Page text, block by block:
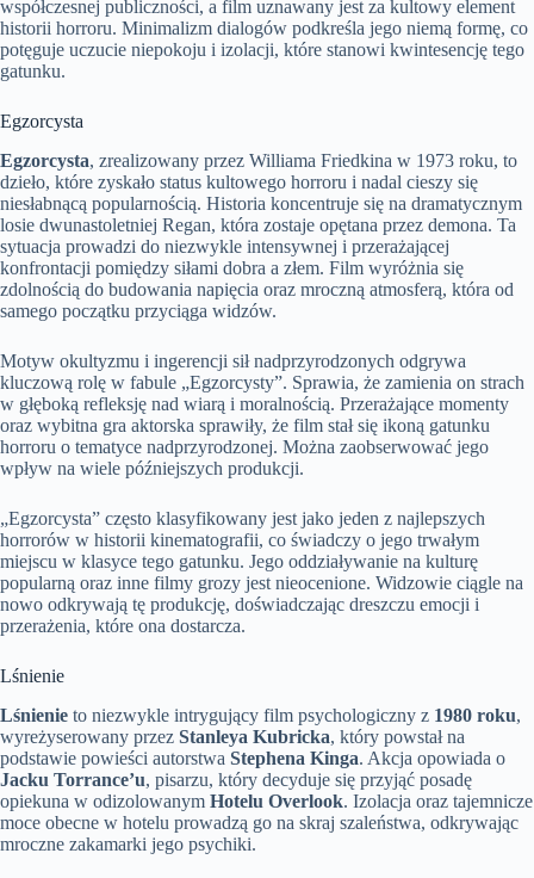
współczesnej publiczności, a film uznawany jest za kultowy element
historii horroru. Minimalizm dialogów podkreśla jego niemą formę, co
potęguje uczucie niepokoju i izolacji, które stanowi kwintesencję tego
gatunku.
Egzorcysta
Egzorcysta, zrealizowany przez Williama Friedkina w 1973 roku, to
dzieło, które zyskało status kultowego horroru i nadal cieszy się
niesłabnącą popularnością. Historia koncentruje się na dramatycznym
losie dwunastoletniej Regan, która zostaje opętana przez demona. Ta
sytuacja prowadzi do niezwykle intensywnej i przerażającej
konfrontacji pomiędzy siłami dobra a złem. Film wyróżnia się
zdolnością do budowania napięcia oraz mroczną atmosferą, która od
samego początku przyciąga widzów.
Motyw okultyzmu i ingerencji sił nadprzyrodzonych odgrywa
kluczową rolę w fabule „Egzorcysty”. Sprawia, że zamienia on strach
w głęboką refleksję nad wiarą i moralnością. Przerażające momenty
oraz wybitna gra aktorska sprawiły, że film stał się ikoną gatunku
horroru o tematyce nadprzyrodzonej. Można zaobserwować jego
wpływ na wiele późniejszych produkcji.
„Egzorcysta” często klasyfikowany jest jako jeden z najlepszych
horrorów w historii kinematografii, co świadczy o jego trwałym
miejscu w klasyce tego gatunku. Jego oddziaływanie na kulturę
popularną oraz inne filmy grozy jest nieocenione. Widzowie ciągle na
nowo odkrywają tę produkcję, doświadczając dreszczu emocji i
przerażenia, które ona dostarcza.
Lśnienie
Lśnienie to niezwykle intrygujący film psychologiczny z 1980 roku,
wyreżyserowany przez Stanleya Kubricka, który powstał na
podstawie powieści autorstwa Stephena Kinga. Akcja opowiada o
Jacku Torrance’u, pisarzu, który decyduje się przyjąć posadę
opiekuna w odizolowanym Hotelu Overlook. Izolacja oraz tajemnicze
moce obecne w hotelu prowadzą go na skraj szaleństwa, odkrywając
mroczne zakamarki jego psychiki.